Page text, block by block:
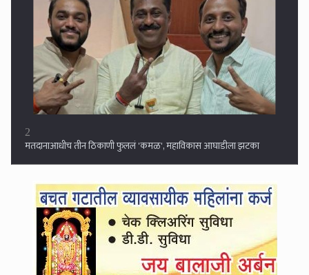
मतदानाआधीच तीन ठिकाणी फुललं 'कमळ', महाविकास आघाडीला झटका
मोदींच्या मित्राला अख्खी मुंबई विकणे किंवा फुकटात घशात घालणे ही मराठी
माणसाची केलेली सेवा आहे का तुमची? : संजय राऊत